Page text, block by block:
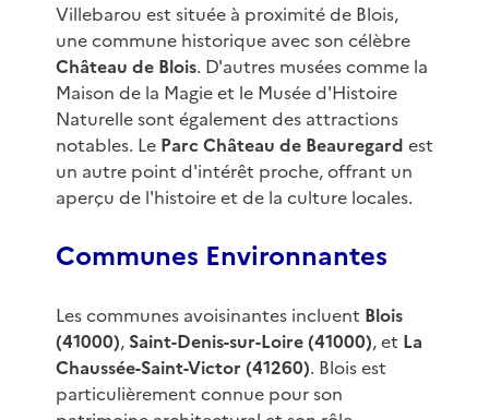
Villebarou est située à proximité de Blois,
une commune historique avec son célèbre
Château de Blois. D'autres musées comme la
Maison de la Magie et le Musée d'Histoire
Naturelle sont également des attractions
notables. Le Parc Château de Beauregard est
un autre point d'intérêt proche, offrant un
aperçu de l'histoire et de la culture locales.
Communes Environnantes
Les communes avoisinantes incluent Blois
(41000), Saint-Denis-sur-Loire (41000), et La
Chaussée-Saint-Victor (41260). Blois est
particulièrement connue pour son